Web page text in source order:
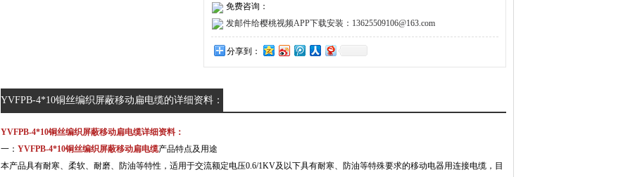
免费咨询：
发邮件给樱桃视频APP下载安装：13625509106@163.com
分享到：
YVFPB-4*10铜丝编织屏蔽移动扁电缆的详细资料：
YVFPB-4*10铜丝编织屏蔽移动扁电缆详细资料：
一： YVFPB-4*10铜丝编织屏蔽移动扁电缆产品特点及用途
本产品具有耐寒、柔软、耐磨、防油等特性，适用于交流额定电压0.6/1KV及以下具有耐寒、防油等特殊要求的移动电器用连接电缆，目